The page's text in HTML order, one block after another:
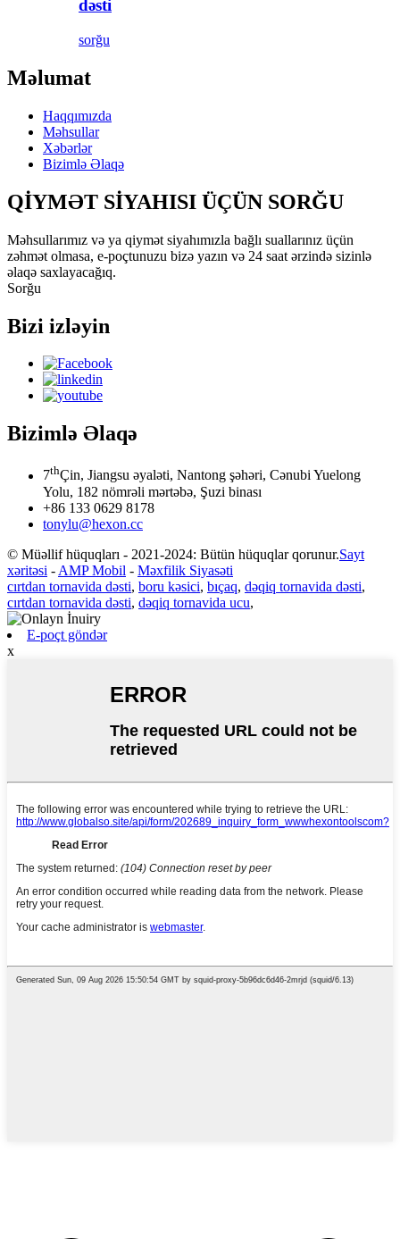
dəsti
sorğu
Məlumat
Haqqımızda
Məhsullar
Xəbərlər
Bizimlə Əlaqə
QİYMƏT SİYAHISI ÜÇÜN SORĞU
Məhsullarımız və ya qiymət siyahımızla bağlı suallarınız üçün
zəhmət olmasa, e-poçtunuzu bizə yazın və 24 saat ərzində sizinlə
əlaqə saxlayacağıq.
Sorğu
Bizi izləyin
Bizimlə Əlaqə
7thÇin, Jiangsu əyaləti, Nantong şəhəri, Cənubi Yuelong
Yolu, 182 nömrəli mərtəbə, Şuzi binası
+86 133 0629 8178
tonylu@hexon.cc
© Müəllif hüquqları - 2021-2024: Bütün hüquqlar qorunur.Sayt
xəritəsi - AMP Mobil - Məxfilik Siyasəti
cırtdan tornavida dəsti, boru kəsici, bıçaq, dəqiq tornavida dəsti,
cırtdan tornavida dəsti, dəqiq tornavida ucu,
E-poçt göndər
x